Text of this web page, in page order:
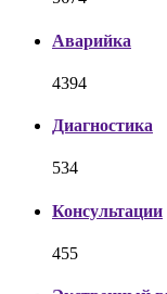
Аварийка
4394
Диагностика
534
Консультации
455